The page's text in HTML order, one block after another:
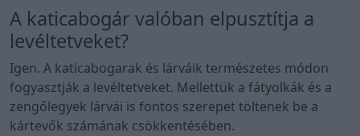
A katicabogár valóban elpusztítja a
levéltetveket?
Igen. A katicabogarak és lárváik természetes módon
fogyasztják a levéltetveket. Mellettük a fátyolkák és a
zengőlegyek lárvái is fontos szerepet töltenek be a
kártevők számának csökkentésében.